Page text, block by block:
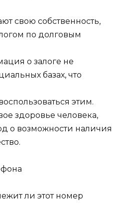
свою собственность,
по долговым
о залоге не
базах, что
этим.
здоровье человека,
о возможности наличия
ли этот номер